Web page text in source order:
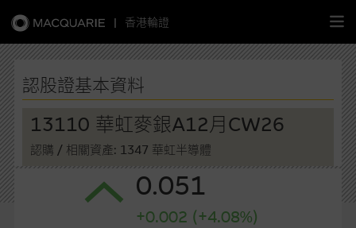
| 香港輪證
主頁
認股證基本資料
13110 華虹麥銀A12月CW26
認購 / 相關資產: 1347 華虹半導體
0.051
+0.002 (+4.08%)